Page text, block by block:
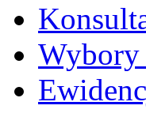
Wybory